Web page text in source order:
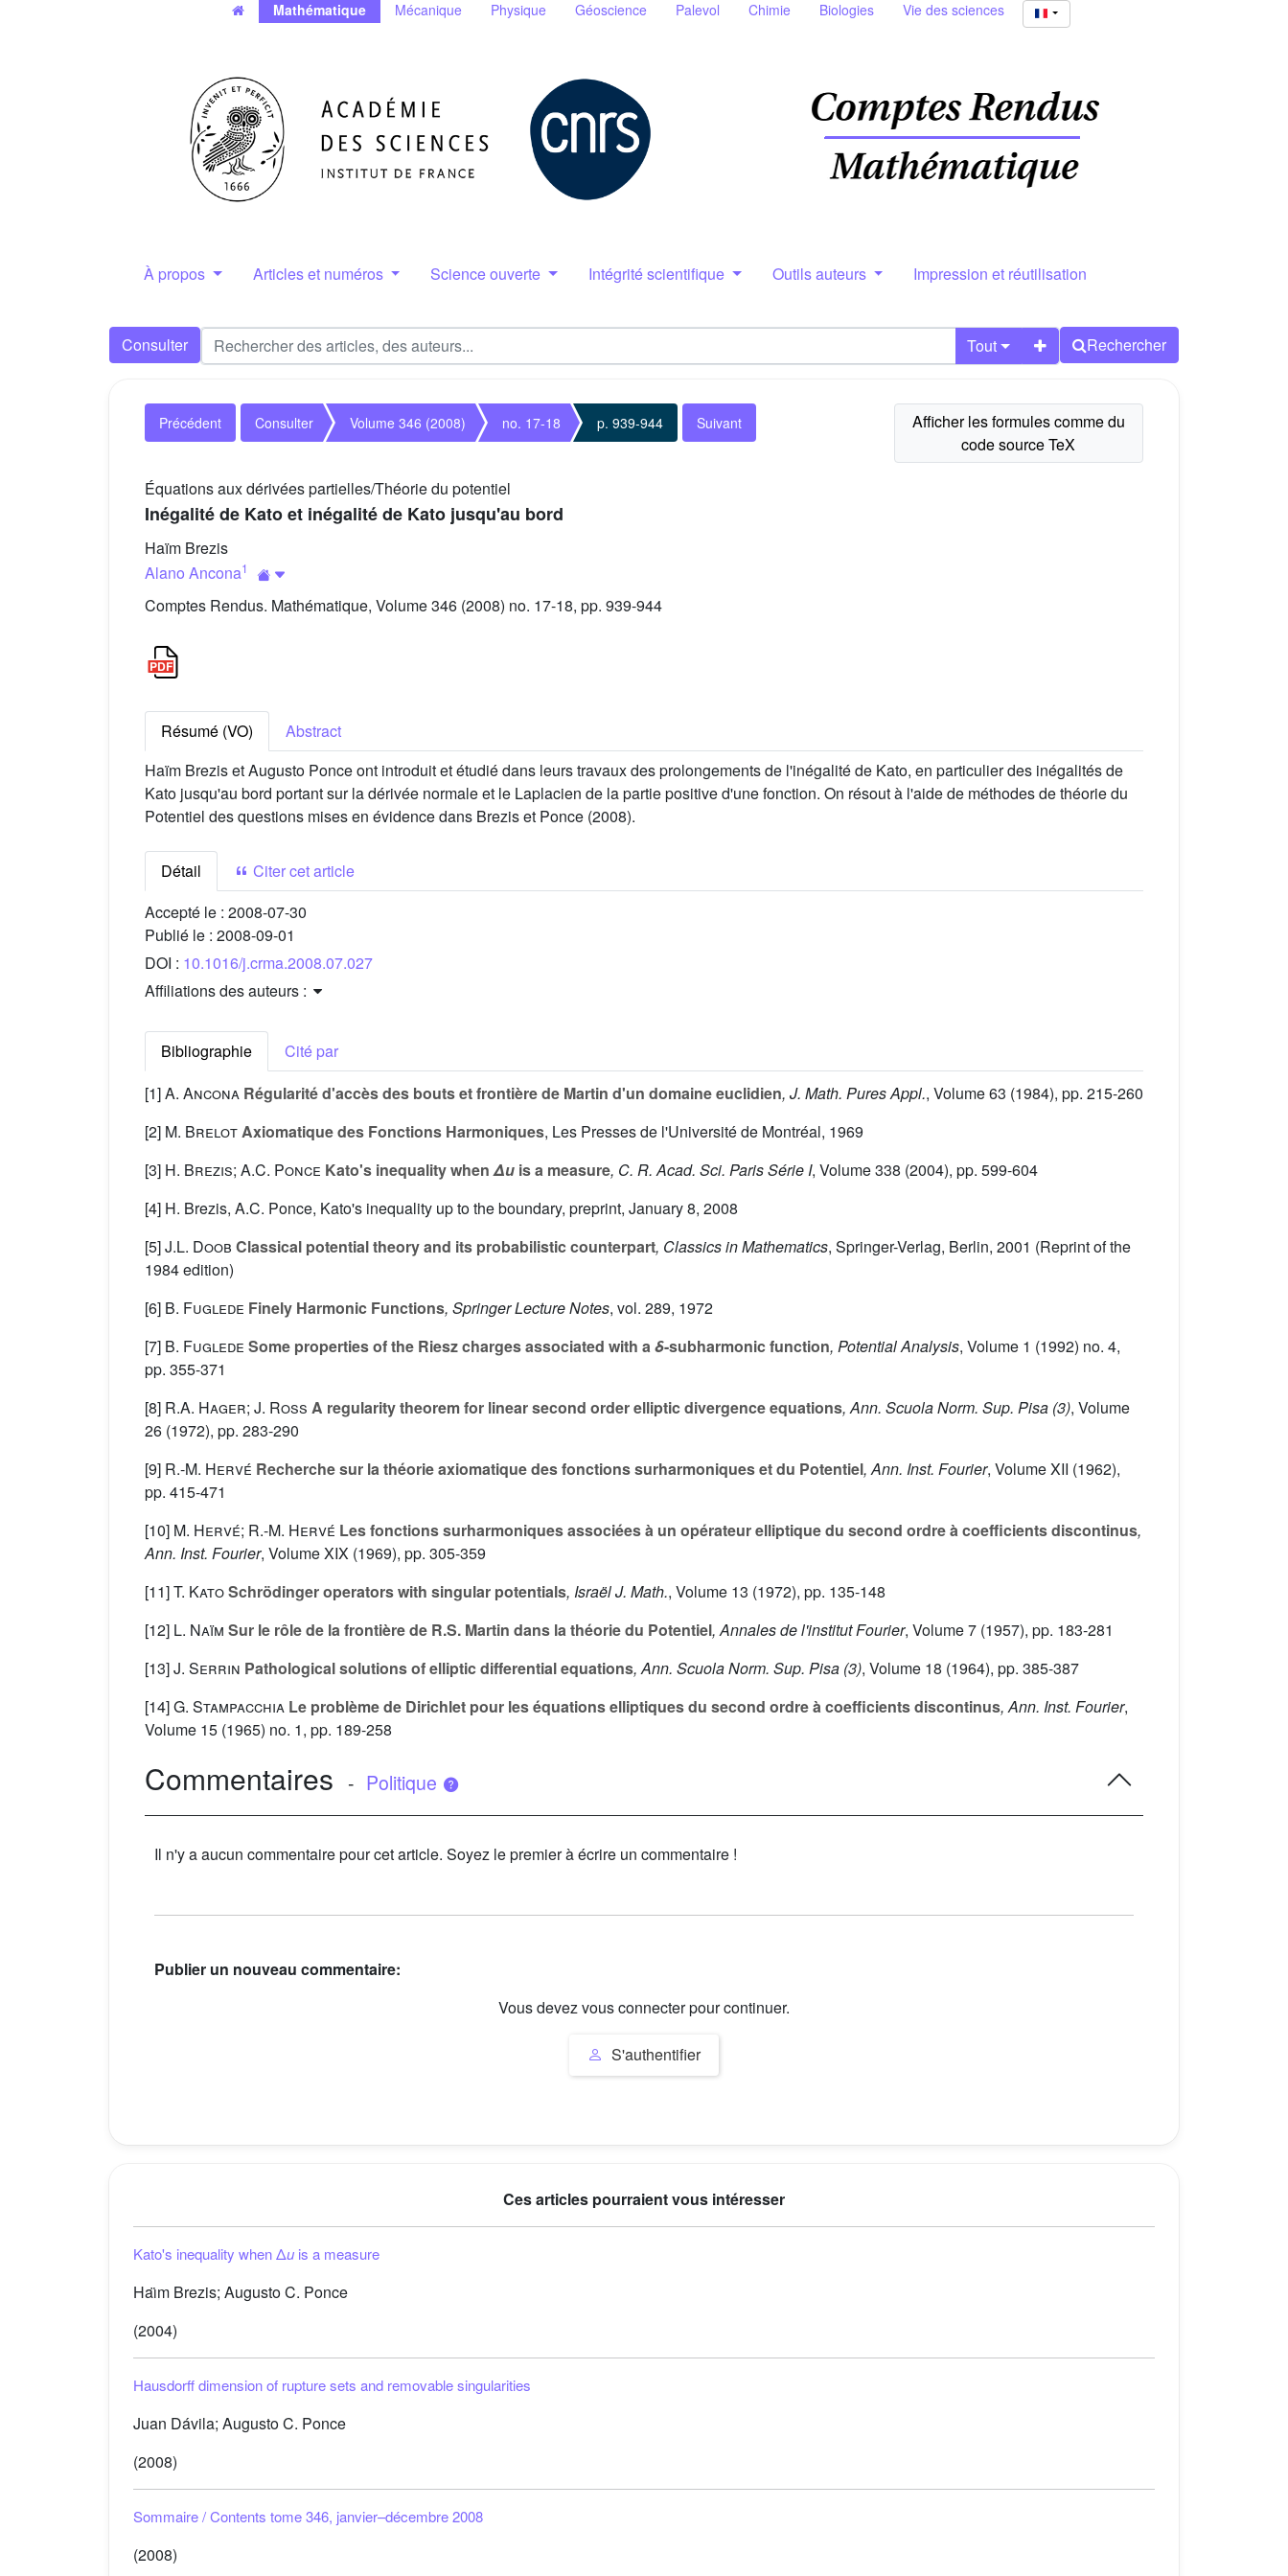
Mathématique Mécanique Physique Géoscience Palevol Chimie Biologies Vie des sciences
À propos Articles et numéros Science ouverte Intégrité scientifique Outils auteurs Impression et réutilisation
Consulter Tout Rechercher
Précédent Consulter Volume 346 (2008) no. 17-18 p. 939-944 Suivant
Équations aux dérivées partielles/Théorie du potentiel
Inégalité de Kato et inégalité de Kato jusqu'au bord
Haïm Brezis
Alano Ancona1
Comptes Rendus. Mathématique, Volume 346 (2008) no. 17-18, pp. 939-944
Résumé (VO)
Abstract
Haïm Brezis et Augusto Ponce ont introduit et étudié dans leurs travaux des prolongements de l'inégalité de Kato, en particulier des inégalités de
Kato jusqu'au bord portant sur la dérivée normale et le Laplacien de la partie positive d'une fonction. On résout à l'aide de méthodes de théorie du
Potentiel des questions mises en évidence dans Brezis et Ponce (2008).
Détail
Citer cet article
Accepté le : 2008-07-30
Publié le : 2008-09-01
DOI : 10.1016/j.crma.2008.07.027
Affiliations des auteurs :
Bibliographie
Cité par
[1]A. Ancona Régularité d'accès des bouts et frontière de Martin d'un domaine euclidien, J. Math. Pures Appl., Volume 63 (1984), pp. 215-260
[2] M. BrelotAxiomatique des Fonctions Harmoniques, Les Presses de l'Université de Montréal, 1969
[3] H. Brezis; A.C. Ponce Kato's inequality whenΔu is a measure, C. R. Acad. Sci. Paris Série I, Volume 338 (2004), pp. 599-604
[4] H. Brezis, A.C. Ponce, Kato's inequality up to the boundary, preprint, January 8, 2008
[5]J.L. Doob Classical potential theory and its probabilistic counterpart, Classics in Mathematics, Springer-Verlag, Berlin, 2001 (Reprint of the
1984 edition)
[6] B. Fuglede Finely Harmonic Functions, Springer Lecture Notes, vol. 289, 1972
[7] B. Fuglede Some properties of the Riesz charges associated with aδ-subharmonic function, Potential Analysis, Volume 1 (1992) no. 4,
pp. 355-371
[8] R.A. Hager; J. Ross A regularity theorem for linear second order elliptic divergence equations, Ann. Scuola Norm. Sup. Pisa (3), Volume
26 (1972), pp. 283-290
[9] R.-M. Hervé Recherche sur la théorie axiomatique des fonctions surharmoniques et du Potentiel, Ann. Inst. Fourier, Volume XII (1962),
pp. 415-471
[10] M. Hervé; R.-M. Hervé Les fonctions surharmoniques associées à un opérateur elliptique du second ordre à coefficients discontinus,
Ann. Inst. Fourier, Volume XIX (1969), pp. 305-359
[11]T. KatoSchrödinger operators with singular potentials, Israël J. Math., Volume 13 (1972), pp. 135-148
[12] L. Naïm Sur le rôle de la frontière de R.S. Martin dans la théorie du Potentiel, Annales de l'institut Fourier, Volume 7 (1957), pp. 183-281
[13]J. Serrin Pathological solutions of elliptic differential equations, Ann. Scuola Norm. Sup. Pisa (3), Volume 18 (1964), pp. 385-387
[14]G. Stampacchia Le problème de Dirichlet pour les équations elliptiques du second ordre à coefficients discontinus, Ann. Inst. Fourier,
Volume 15 (1965) no. 1, pp. 189-258
Commentaires - Politique
Il n'y a aucun commentaire pour cet article. Soyez le premier à écrire un commentaire !
Publier un nouveau commentaire:
Vous devez vous connecter pour continuer.
S'authentifier
Ces articles pourraient vous intéresser
Kato's inequality when Δu is a measure
Haı̈m Brezis; Augusto C. Ponce
(2004)
Hausdorff dimension of rupture sets and removable singularities
Juan Dávila; Augusto C. Ponce
(2008)
Sommaire / Contents tome 346, janvier–décembre 2008
(2008)